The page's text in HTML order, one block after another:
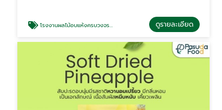
โรงงานผลไม้อบแห้งครบวงจร OEM ส่งออก ดูรายละเอียด